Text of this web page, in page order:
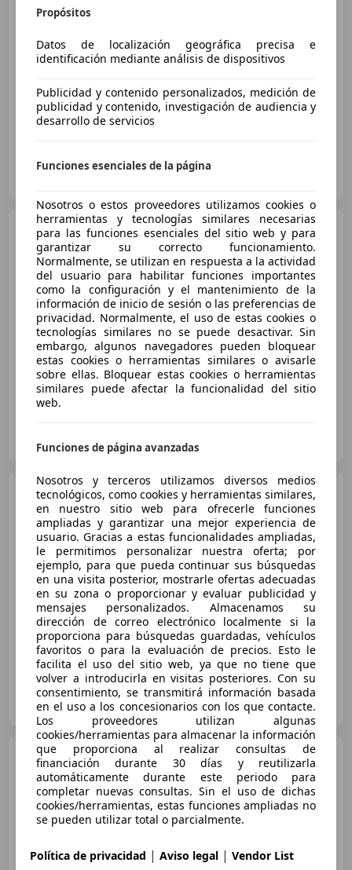
€ 8.990
Súperoferta
09/2000 160.000 km Gasolina 132 kW (179 CV)
Grupo Beniautos
Audi TT TT Coupé 45 TFSI S
line S line
€ 32.000
Buen precio
03/2020 58.000 km Gasolina 180 kW (245 CV)
ES-46970 Alaquàs
Audi TTTT Roadster 1.8T 5vel.
180
€ 11.900 1
Súper oferta
03/2002 116.000 km Gasolina 132 kW (179 CV)
Particular
ES-03550 Sant Joan d'Alacant
Audi TT
40 TFSI 145kW S
tronic Coupé
€ 25.990
Buen precio
Propósitos
Datos de localización geográfica precisa e
identificación mediante análisis de dispositivos
Publicidad y contenido personalizados, medición de
publicidad y contenido, investigación de audiencia y
desarrollo de servicios
Funciones esenciales de la página
Nosotros o estos proveedores utilizamos cookies o
herramientas y tecnologías similares necesarias
para las funciones esenciales del sitio web y para
garantizar su correcto funcionamiento.
Normalmente, se utilizan en respuesta a la actividad
del usuario para habilitar funciones importantes
como la configuración y el mantenimiento de la
información de inicio de sesión o las preferencias de
privacidad. Normalmente, el uso de estas cookies o
tecnologías similares no se puede desactivar. Sin
embargo, algunos navegadores pueden bloquear
estas cookies o herramientas similares o avisarle
sobre ellas. Bloquear estas cookies o herramientas
similares puede afectar la funcionalidad del sitio
web.
Funciones de página avanzadas
Nosotros y terceros utilizamos diversos medios
tecnológicos, como cookies y herramientas similares,
en nuestro sitio web para ofrecerle funciones
ampliadas y garantizar una mejor experiencia de
usuario. Gracias a estas funcionalidades ampliadas,
le permitimos personalizar nuestra oferta; por
ejemplo, para que pueda continuar sus búsquedas
en una visita posterior, mostrarle ofertas adecuadas
en su zona o proporcionar y evaluar publicidad y
mensajes personalizados. Almacenamos su
dirección de correo electrónico localmente si la
proporciona para búsquedas guardadas, vehículos
favoritos o para la evaluación de precios. Esto le
facilita el uso del sitio web, ya que no tiene que
volver a introducirla en visitas posteriores. Con su
consentimiento, se transmitirá información basada
en el uso a los concesionarios con los que contacte.
Los proveedores utilizan algunas
cookies/herramientas para almacenar la información
que proporciona al realizar consultas de
financiación durante 30 días y reutilizarla
automáticamente durante este periodo para
completar nuevas consultas. Sin el uso de dichas
cookies/herramientas, estas funciones ampliadas no
se pueden utilizar total o parcialmente.
Política de privacidad | Aviso legal | Vendor List